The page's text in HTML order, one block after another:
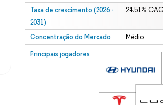
Taxa de crescimento (2026 -
2031)
24.51%
Concentração do Mercado Médio
Principais jogadores
Imagem © Mordor Intelligence. O reuso requer